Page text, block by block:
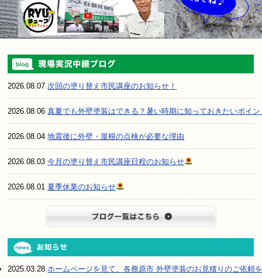
2026.08.07次回の塗り替え市民講座のお知らせ！
2026.08.06真夏でも外壁塗装はできる？暑い時期に知っておきたいポイン
2026.08.04地震後に外壁・屋根の点検が必要な理由
2026.08.03今月の塗り替え市民講座日程のお知らせ
2026.08.01 夏季休業のお知らせ
2025.03.28ホームページを見て、各務原市 外壁塗装のお見積りのご依頼